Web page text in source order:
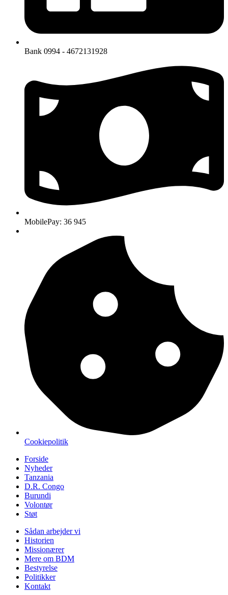
Bank 0994 - 4672131928
MobilePay: 36 945
Cookiepolitik
Forside
Nyheder
Tanzania
D.R. Congo
Burundi
Volontør
Støt
Sådan arbejder vi
Historien
Missionærer
Mere om BDM
Bestyrelse
Politikker
Kontakt